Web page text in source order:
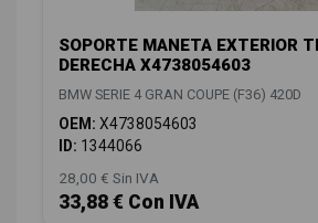
SOPORTE MANETA EXTERIOR
DERECHA X4738054603
BMW SERIE 4 GRAN COUPE (F36) 420D
OEM: X4738054603
ID: 1344066
28,00 € Sin IVA
33,88 € Con IVA